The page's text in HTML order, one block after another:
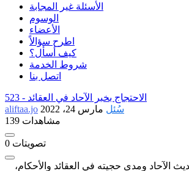
الأسئلة غير المجابة
الوسوم
الأعضاء
اطرح سؤالاً
كيف أسأل؟
شروط الخدمة
اتصل بنا
523 - الاحتجاج بخبر الآحاد في العقائد
aliftaa.jo
سُئل مارس 24، 2022
139 مشاهدات
0 تصويتات